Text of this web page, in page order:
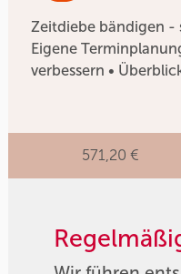
Zeitdiebe bändigen -
Eigene
verbessern •
571,20 €